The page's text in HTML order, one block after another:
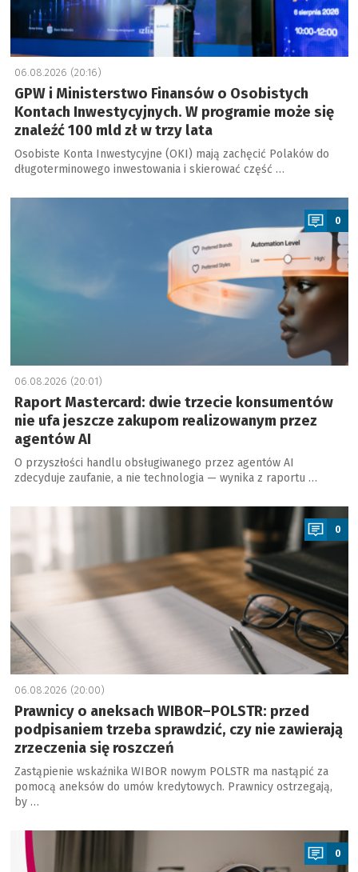
06.08.2026 (20:16)
GPW i Ministerstwo Finansów o Osobistych
Kontach Inwestycyjnych. W programie może się
znaleźć 100 mld zł w trzy lata
Osobiste Konta Inwestycyjne (OKI) mają zachęcić Polaków do
długoterminowego inwestowania i skierować część …
a
0
06.08.2026 (20:01)
Raport Mastercard: dwie trzecie konsumentów
nie ufa jeszcze zakupom realizowanym przez
agentów AI
O przyszłości handlu obsługiwanego przez agentów AI
zdecyduje zaufanie, a nie technologia — wynika z raportu …
a
0
06.08.2026 (20:00)
Prawnicy o aneksach WIBOR–POLSTR: przed
podpisaniem trzeba sprawdzić, czy nie zawierają
zrzeczenia się roszczeń
Zastąpienie wskaźnika WIBOR nowym POLSTR ma nastąpić za
pomocą aneksów do umów kredytowych. Prawnicy ostrzegają,
by …
0